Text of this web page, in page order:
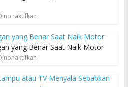
yang Benar Saat Naik Motor